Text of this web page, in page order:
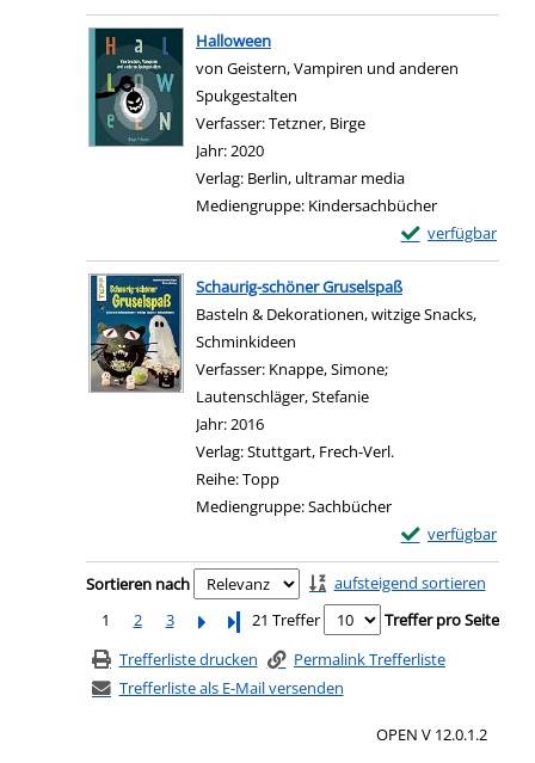
Zum Download
Halloween
von Geistern, Vampiren und anderen
Spukgestalten
Verfasser:Tetzner, Birge
Jahr:2020
Verlag: Berlin, ultramar media
Mediengruppe: Kindersachbücher
verfügbar
Exemplar-Details
Zum Download
Schaurig-schöner Gruselspaß
Basteln & Dekorationen, witzige Snacks,
Schminkideen
Verfasser: Knappe, Simone;
Lautenschläger, Stefanie
Jahr:2016
Verlag:Stuttgart, Frech-Verl.
Reihe:Topp
Mediengruppe:Sachbücher
verfügbar
Exemplar-Details
Zum Download
Zu den Suchfiltern springen
Sortieren nach
aufsteigend sortieren
1
2 3 Letzte Seite
21 Treffer
Treffer pro Seite
Trefferliste drucken
Permalink Trefferliste
Trefferliste als E-Mail versenden
OPEN V 12.0.1.2